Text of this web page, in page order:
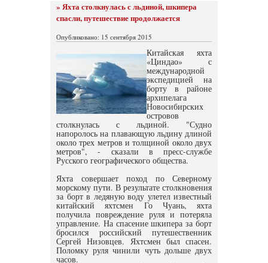
» Яхта столкнулась с льдиной, шкипера
спасли, путешествие продолжается
Опубликовано: 15 сентября 2015
Китайская яхта
«Циндао» с
международной
экспедицией на
борту в районе
архипелага
Новосибирских
островов
столкнулась с льдиной. "Судно
напоролось на плавающую льдину длиной
около трех метров и толщиной около двух
метров", - сказали в пресс-службе
Русского географического общества.
Яхта совершает поход по Северному
морскому пути. В результате столкновения
за борт в ледяную воду улетел известный
китайский яхтсмен Го Чуань, яхта
получила повреждение руля и потеряла
управление. На спасение шкипера за борт
бросился российский путешественник
Сергей Низовцев. Яхтсмен был спасен.
Поломку руля чинили чуть дольше двух
часов.